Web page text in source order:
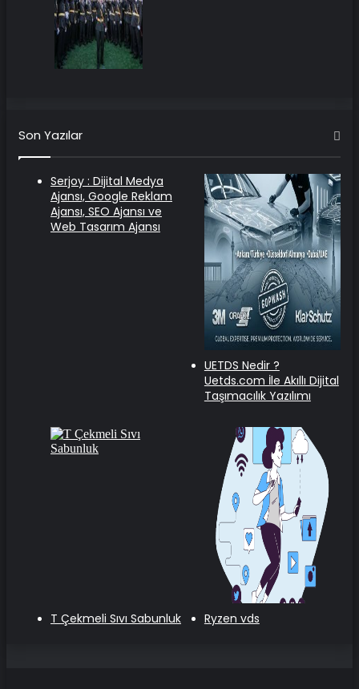
Son Yazılar
Serjoy : Dijital Medya
Ajansı, Google Reklam
Ajansı, SEO Ajansı ve
Web Tasarım Ajansı
UETDS Nedir ?
Uetds.com İle Akıllı Dijital
Taşımacılık Yazılımı
T Çekmeli Sıvı Sabunluk Ryzen vds